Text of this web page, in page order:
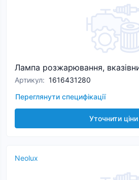
Лампа розжарювання,
Артикул: 1616431280
Переглянути специфікації
Уточнити ціни
Neolux